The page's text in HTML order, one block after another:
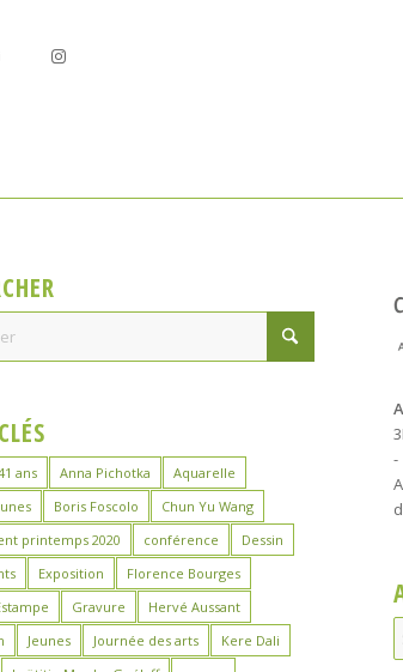
ans Anna Pichotka
Aquarelle
Boris Foscolo
Chun Yu Wang
printemps 2020
conférence
Dessin
Exposition
Florence Bourges
Gravure
Hervé Aussant
Jeunes Journée des arts
Kere Dali
-